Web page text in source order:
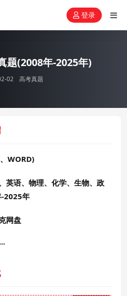
登录
题(2008年-2025年)
02 高考真题
WORD)
英语、物理、化学、生物、政
-2025年
网盘